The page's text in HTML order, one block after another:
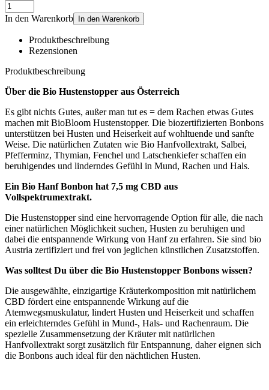
In den Warenkorb In den Warenkorb
Produktbeschreibung
Rezensionen
Produktbeschreibung
Über die Bio Hustenstopper aus Österreich
Es gibt nichts Gutes, außer man tut es = dem Rachen etwas Gutes
machen mit BioBloom Hustenstopper. Die biozertifizierten Bonbons
unterstützen bei Husten und Heiserkeit auf wohltuende und sanfte
Weise. Die natürlichen Zutaten wie Bio Hanfvollextrakt, Salbei,
Pfefferminz, Thymian, Fenchel und Latschenkiefer schaffen ein
beruhigendes und linderndes Gefühl in Mund, Rachen und Hals.
Ein Bio Hanf Bonbon hat 7,5 mg CBD aus
Vollspektrumextrakt.
Die Hustenstopper sind eine hervorragende Option für alle, die nach
einer natürlichen Möglichkeit suchen, Husten zu beruhigen und
dabei die entspannende Wirkung von Hanf zu erfahren. Sie sind bio
Austria zertifiziert und frei von jeglichen künstlichen Zusatzstoffen.
Was solltest Du über die Bio Hustenstopper Bonbons wissen?
Die ausgewählte, einzigartige Kräuterkomposition mit natürlichem
CBD fördert eine entspannende Wirkung auf die
Atemwegsmuskulatur, lindert Husten und Heiserkeit und schaffen
ein erleichterndes Gefühl in Mund-, Hals- und Rachenraum. Die
spezielle Zusammensetzung der Kräuter mit natürlichen
Hanfvollextrakt sorgt zusätzlich für Entspannung, daher eignen sich
die Bonbons auch ideal für den nächtlichen Husten.